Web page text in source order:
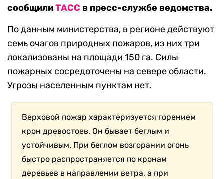
сообщилиТАСС в пресс-службе ведомства.
По данным министерства, в регионе действуют
семь очагов природных пожаров, из них три
локализованы на площади 150 га. Силы
пожарных сосредоточены на севере области.
Угрозы населенным пунктам нет.
Верховой пожар характеризуется горением
крон древостоев. Он бывает беглым и
устойчивым. При беглом возгорании огонь
быстро распространяется по кронам
деревьев в направлении ветра, а при